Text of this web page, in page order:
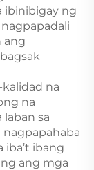
ibinibigay ng
ang
na
na
sa
ibang
ang mga